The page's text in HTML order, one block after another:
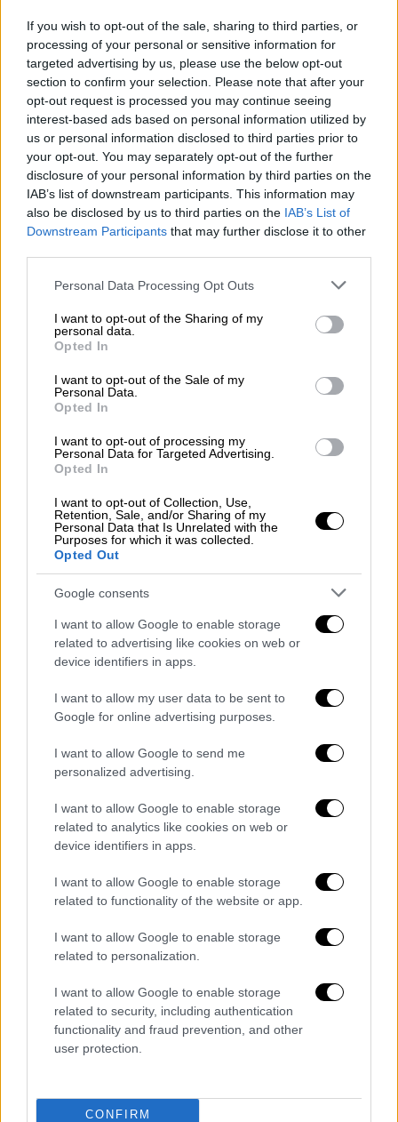
If you wish to opt-out of the sale, sharing to third parties, or
processing of your personal or sensitive information for
targeted advertising by us, please use the below opt-out
section to confirm your selection. Please note that after your
opt-out request is processed you may continue seeing
interest-based ads based on personal information utilized by
us or personal information disclosed to third parties prior to
your opt-out. You may separately opt-out of the further
disclosure of your personal information by third parties on the
IAB’s list of downstream participants. This information may
also be disclosed by us to third parties on the IAB’s List of
Downstream Participants that may further disclose it to other
Please note that this website/app uses one or more Google
not limited to your visit or usage behaviour. You may click to
grant or deny consent to Google and its third-party tags to
use your data for below specified purposes in below Google
consent section.
Personal Data Processing Opt Outs
I want to opt-out of the Sharing of my
personal data.
Opted In
I want to opt-out of the Sale of my
Personal Data.
Opted In
I want to opt-out of processing my
Personal Data for Targeted Advertising.
Opted In
I want to opt-out of Collection, Use,
Retention, Sale, and/or Sharing of my
Personal Data that Is Unrelated with the
Purposes for which it was collected.
Opted Out
Google consents
I want to allow Google to enable storage
related to advertising like cookies on web or
device identifiers in apps.
I want to allow my user data to be sent to
Google for online advertising purposes.
I want to allow Google to send me
personalized advertising.
I want to allow Google to enable storage
related to analytics like cookies on web or
device identifiers in apps.
I want to allow Google to enable storage
related to functionality of the website or app.
I want to allow Google to enable storage
related to personalization.
I want to allow Google to enable storage
related to security, including authentication
functionality and fraud prevention, and other
user protection.
CONFIRM
09/08/2026
ΑΠΟΣΠΑΣΜΑΤΑ...|09.08.2026 14:09
Εξονυχιστικοί έλεγχοι Ιταλών
ταξιδιωτών από τους Ισπανούς
ΑΠΟΣΠΑΣΜΑΤΑ...|09.08.2026 13:55
Στο αρχείο η δικογραφία για τις
υποκλοπές - Σφοδρή πολιτική
σύγκρουση
ΑΠΟΣΠΑΣΜΑΤΑ...|09.08.2026 14:03
Αυξημένος κίνδυνος για πυρκαγιές σε 6
ΑΠΟΣΠΑΣΜΑΤΑ...|09.08.2026 14:46
Τουρισμός: Φειδωλοί σε εστίαση και
αγορές οι επισκέπτες, λόγω ακρίβειας
ΑΥΤΟ ΤΟ ΔΙΑΒΑΣΕΣ;
Κώστας Ασημακόπουλος
Ελλάδα┋06.08.2026 10:30
Τα «γεράκια» της Ψάθας: Έσωσαν
που κάποτε τους έδιωχνε